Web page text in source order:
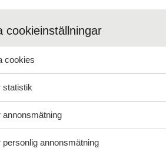
Anpassning till
cookieinställningar
cookies
statistik
annonsmätning
annonsmätning